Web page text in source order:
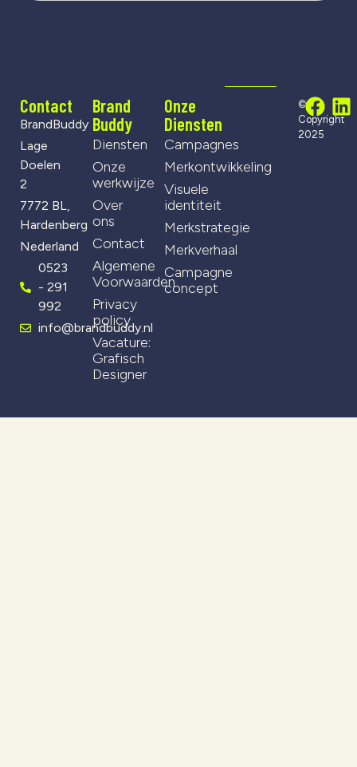
Contact
BrandBuddy
Lage
Doelen
2
7772 BL,
Hardenberg
Nederland
0523
- 291
992
info@brandbuddy.nl
Brand
Buddy
Diensten
Onze
werkwijze
Over
ons
Contact
Algemene
Voorwaarden
Privacy
policy
Vacature:
Grafisch
Designer
Onze
Diensten
Campagnes
Merkontwikkeling
Visuele
identiteit
Merkstrategie
Merkverhaal
Campagne
concept
©
Copyright
2025